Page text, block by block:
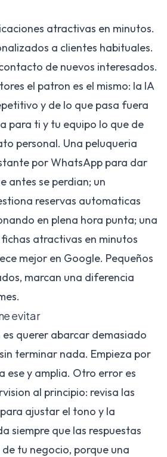
atractivas en minutos.
a clientes habituales.
de nuevos interesados.
el patron es el mismo: la IA
y de lo que pasa fuera
para ti y tu equipo lo que de
personal. Una peluqueria
por WhatsApp para dar
antes se perdian; un
reservas automaticas
en plena hora punta; una
atractivas en minutos
mejor en Google. Pequeños
marcan una diferencia
evitar
es querer abarcar demasiado
terminar nada. Empieza por
ese y amplia. Otro error es
al principio: revisa las
ajustar el tono y la
siempre que las respuestas
tu negocio, porque una